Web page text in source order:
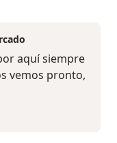
aquí siempre
vemos pronto,